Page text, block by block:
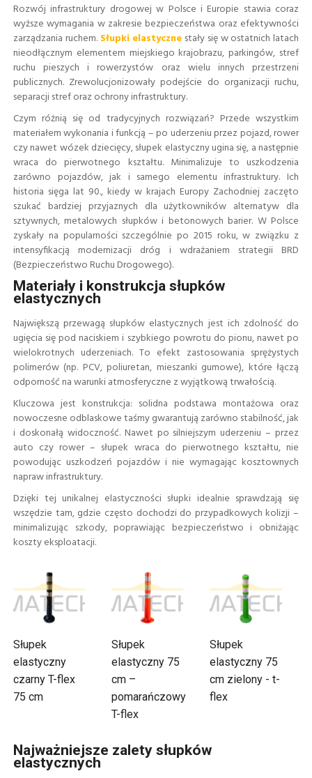
Rozwój infrastruktury drogowej w Polsce i Europie stawia coraz
wyższe wymagania w zakresie bezpieczeństwa oraz efektywności
zarządzania ruchem. Słupki elastyczne stały się w ostatnich latach
nieodłącznym elementem miejskiego krajobrazu, parkingów, stref
ruchu pieszych i rowerzystów oraz wielu innych przestrzeni
publicznych. Zrewolucjonizowały podejście do organizacji ruchu,
separacji stref oraz ochrony infrastruktury.
Czym różnią się od tradycyjnych rozwiązań? Przede wszystkim
materiałem wykonania i funkcją – po uderzeniu przez pojazd, rower
czy nawet wózek dziecięcy, słupek elastyczny ugina się, a następnie
wraca do pierwotnego kształtu. Minimalizuje to uszkodzenia
zarówno pojazdów, jak i samego elementu infrastruktury. Ich
historia sięga lat 90., kiedy w krajach Europy Zachodniej zaczęto
szukać bardziej przyjaznych dla użytkowników alternatyw dla
sztywnych, metalowych słupków i betonowych barier. W Polsce
zyskały na popularności szczególnie po 2015 roku, w związku z
intensyfikacją modernizacji dróg i wdrażaniem strategii BRD
(Bezpieczeństwo Ruchu Drogowego).
Materiały i konstrukcja słupków
elastycznych
Największą przewagą słupków elastycznych jest ich zdolność do
ugięcia się pod naciskiem i szybkiego powrotu do pionu, nawet po
wielokrotnych uderzeniach. To efekt zastosowania sprężystych
polimerów (np. PCV, poliuretan, mieszanki gumowe), które łączą
odporność na warunki atmosferyczne z wyjątkową trwałością.
Kluczowa jest konstrukcja: solidna podstawa montażowa oraz
nowoczesne odblaskowe taśmy gwarantują zarówno stabilność, jak
i doskonałą widoczność. Nawet po silniejszym uderzeniu – przez
auto czy rower – słupek wraca do pierwotnego kształtu, nie
powodując uszkodzeń pojazdów i nie wymagając kosztownych
napraw infrastruktury.
Dzięki tej unikalnej elastyczności słupki idealnie sprawdzają się
wszędzie tam, gdzie często dochodzi do przypadkowych kolizji –
minimalizując szkody, poprawiając bezpieczeństwo i obniżając
koszty eksploatacji.
Słupek
elastyczny
czarny T-flex
75 cm
Słupek
elastyczny 75
cm –
pomarańczowy
T-flex
Słupek
elastyczny 75
cm zielony - t-
flex
Najważniejsze zalety słupków
elastycznych